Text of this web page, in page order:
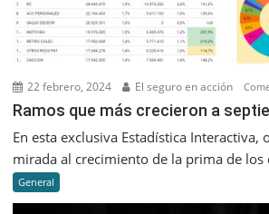
22 febrero, 2024 El seguro en acción
Ramos que más crecieron a
En esta exclusiva Estadística Interactiva,
mirada al crecimiento de la prima de los
General